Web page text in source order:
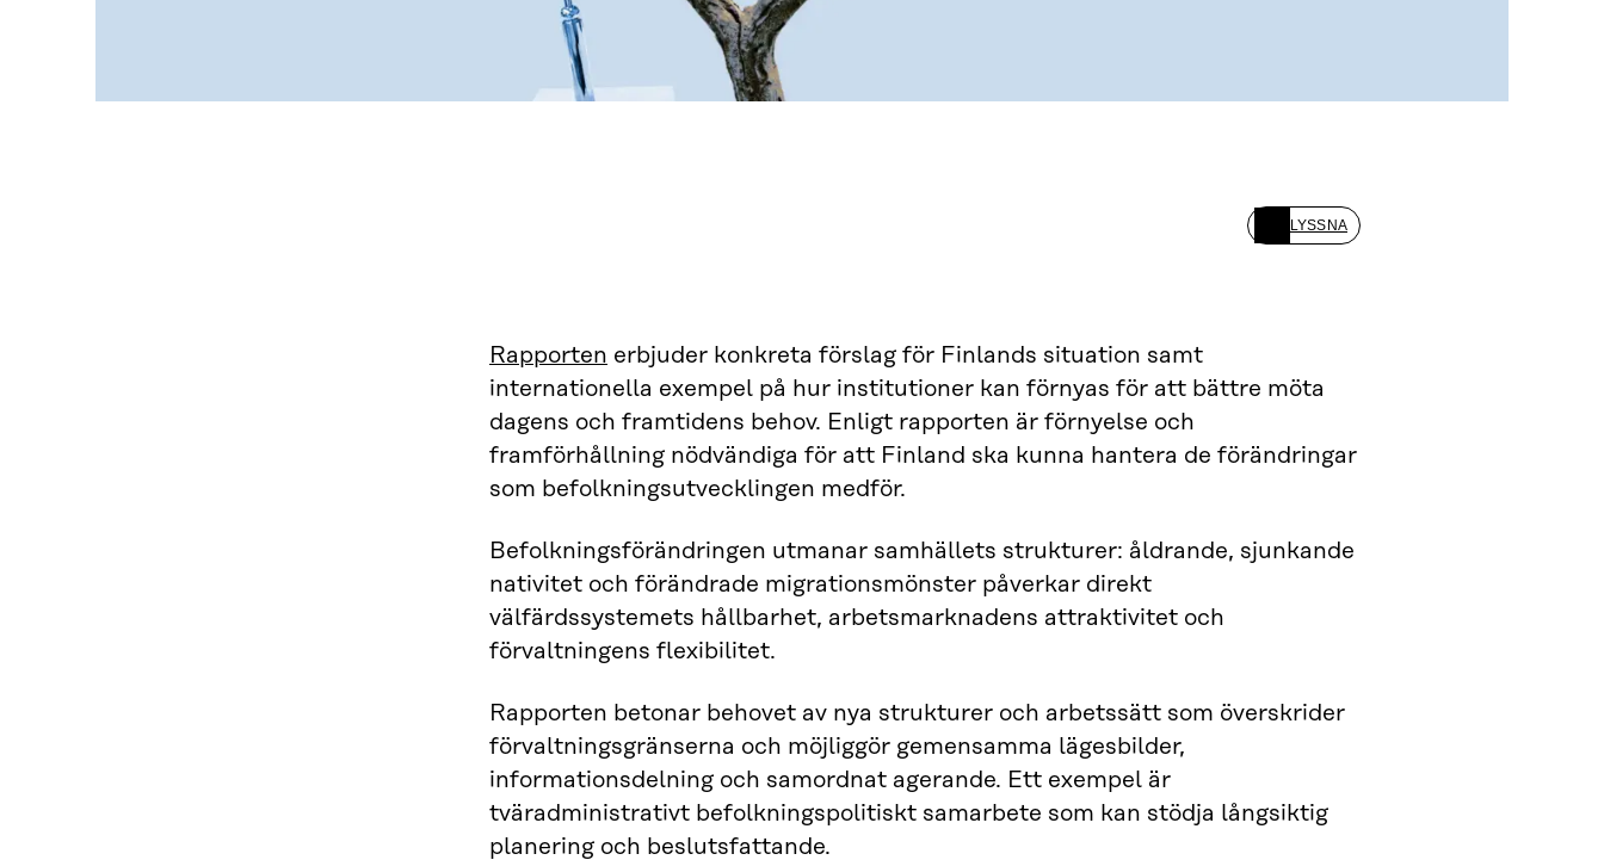
LYSSNA
Rapporten erbjuder konkreta förslag för Finlands situation samt
internationella exempel på hur institutioner kan förnyas för att bättre möta
dagens och framtidens behov. Enligt rapporten är förnyelse och
framförhållning nödvändiga för att Finland ska kunna hantera de förändringar
som befolkningsutvecklingen medför.
Befolkningsförändringen utmanar samhällets strukturer: åldrande, sjunkande
nativitet och förändrade migrationsmönster påverkar direkt
välfärdssystemets hållbarhet, arbetsmarknadens attraktivitet och
förvaltningens flexibilitet.
Rapporten betonar behovet av nya strukturer och arbetssätt som överskrider
förvaltningsgränserna och möjliggör gemensamma lägesbilder,
informationsdelning och samordnat agerande. Ett exempel är
tväradministrativt befolkningspolitiskt samarbete som kan stödja långsiktig
planering och beslutsfattande.